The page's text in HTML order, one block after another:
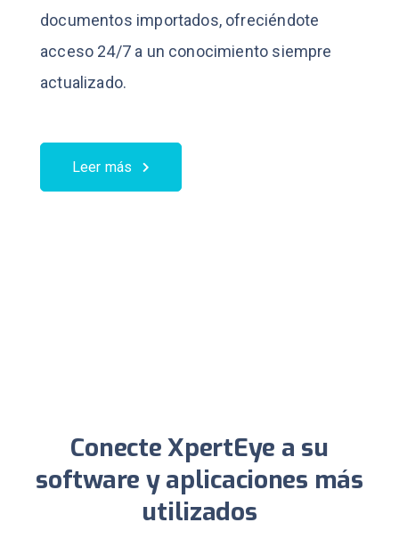
documentos importados, ofreciéndote
acceso 24/7 a un conocimiento siempre
actualizado.
Leer más
Conecte XpertEye a su
software y aplicaciones más
utilizados